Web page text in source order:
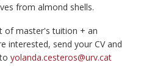
from almond shells.
of master's tuition + an
interested, send your CV and
yolanda.cesteros@urv.cat